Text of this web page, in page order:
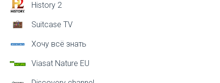
History 2
Suitcase TV
Хочу всё знать
Viasat Nature EU